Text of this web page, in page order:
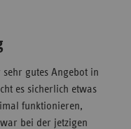
gutes Angebot in
es sicherlich etwas
funktionieren,
bei der jetzigen